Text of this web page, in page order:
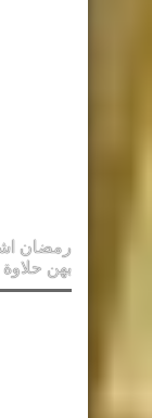
رمضان
بهن حلاوة